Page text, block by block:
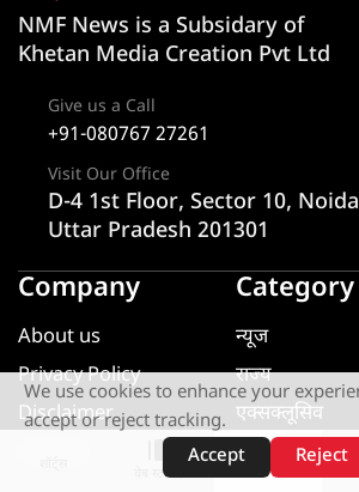
वेब स्टोरीज़
NMF News is a Subsidary of
Khetan Media Creation Pvt Ltd
Give us a Call
+91-080767 27261
Visit Our Office
D-4 1st Floor, Sector 10,
Uttar Pradesh 201301
Company
About us
Privacy Policy
Disclaimer
Category
न्यूज
राज्य
एक्सक्लूसिव
यूटीलिटी
We use cookies to enhance your
accept or reject tracking.
Accept
Reject